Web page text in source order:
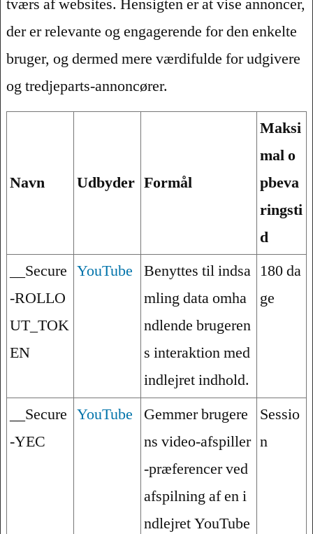
tværs af websites. Hensigten er at vise annoncer,
der er relevante og engagerende for den enkelte
bruger, og dermed mere værdifulde for udgivere
og tredjeparts-annoncører.
Navn Udbyder Formål
Maksi
mal o
pbeva
ringsti
d
__Secure
-ROLLO
UT_TOK
EN
YouTube
Benyttes til indsa
mling data omha
ndlende brugeren
s interaktion med
indlejret indhold.
180 da
ge
__Secure
-YEC
YouTube
Gemmer brugere
ns video-afspiller
-præferencer ved
afspilning af en i
ndlejret YouTube
Sessio
n